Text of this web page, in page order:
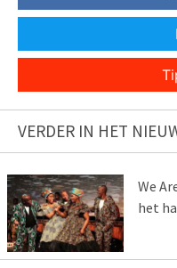
VERDER IN HET
We
het